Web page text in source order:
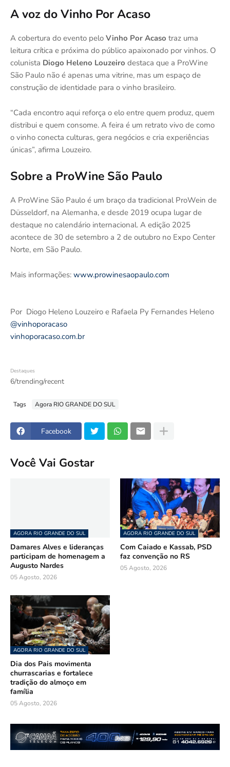
A voz do Vinho Por Acaso
A cobertura do evento pelo Vinho Por Acaso traz uma
leitura crítica e próxima do público apaixonado por vinhos. O
colunista Diogo Heleno Louzeiro destaca que a ProWine
São Paulo não é apenas uma vitrine, mas um espaço de
construção de identidade para o vinho brasileiro.
“Cada encontro aqui reforça o elo entre quem produz, quem
distribui e quem consome. A feira é um retrato vivo de como
o vinho conecta culturas, gera negócios e cria experiências
únicas”, afirma Louzeiro.
Sobre a ProWine São Paulo
A ProWine São Paulo é um braço da tradicional ProWein de
Düsseldorf, na Alemanha, e desde 2019 ocupa lugar de
destaque no calendário internacional. A edição 2025
acontece de 30 de setembro a 2 de outubro no Expo Center
Norte, em São Paulo.
Mais informações: www.prowinesaopaulo.com
Por Diogo Heleno Louzeiro e Rafaela Py Fernandes Heleno
@vinhoporacaso
vinhoporacaso.com.br
Destaques
6/trending/recent
Tags Agora RIO GRANDE DO SUL
Facebook
Você Vai Gostar
AGORA RIO GRANDE DO SUL
Damares Alves e lideranças
participam de homenagem a
Augusto Nardes
05 Agosto, 2026
AGORA RIO GRANDE DO SUL
Com Caiado e Kassab, PSD
faz convenção no RS
05 Agosto, 2026
AGORA RIO GRANDE DO SUL
Dia dos Pais movimenta
churrascarias e fortalece
tradição do almoço em
família
05 Agosto, 2026